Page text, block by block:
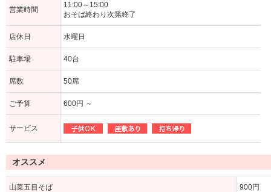
営業時間
11:00～15:00
おそば終わり次第終了
店休日 水曜日
駐車場 40台
席数 50席
ご予算 600円 ～
サービス
オススメ
山菜五目そば 900円